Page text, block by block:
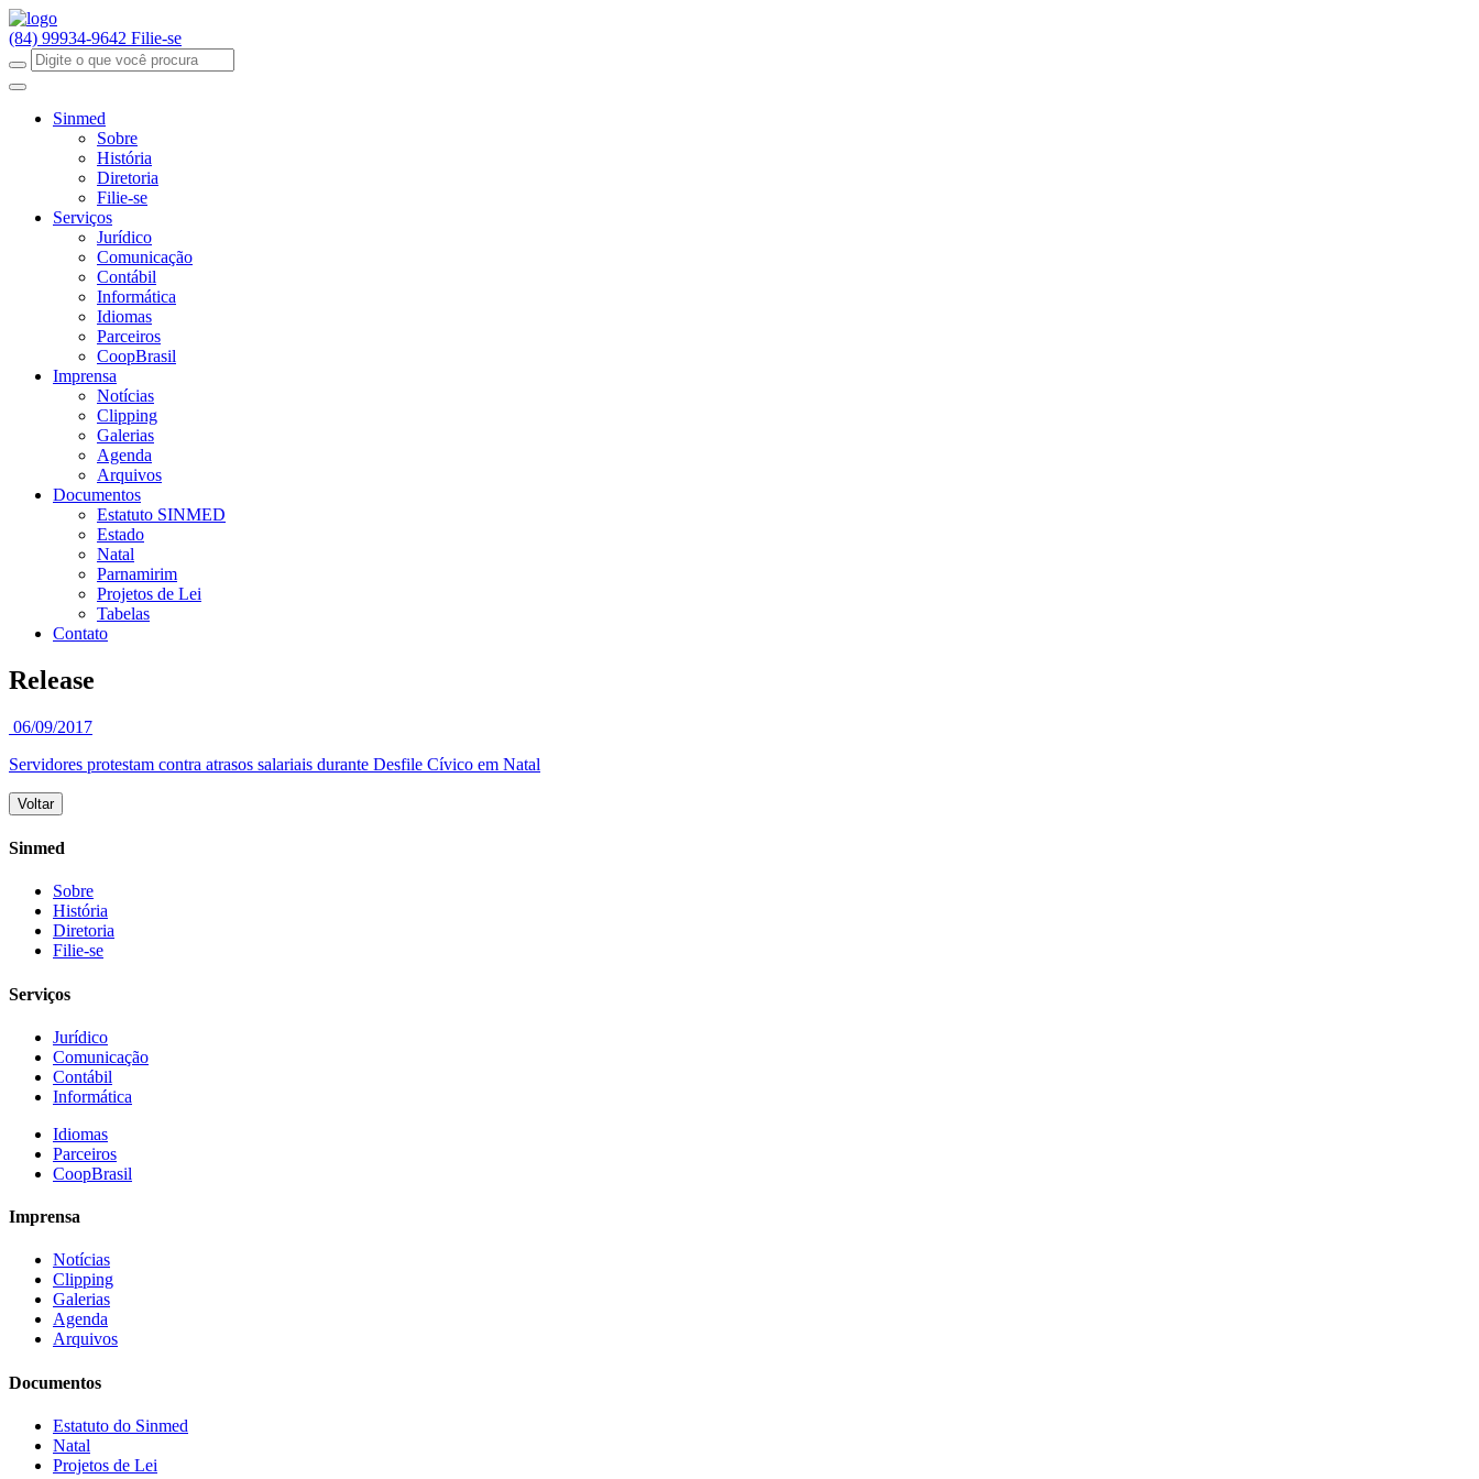
(84) 99934-9642 Filie-se
Sinmed
Sobre
História
Diretoria
Filie-se
Serviços
Jurídico
Comunicação
Contábil
Informática
Idiomas
Parceiros
CoopBrasil
Imprensa
Notícias
Clipping
Galerias
Agenda
Arquivos
Documentos
Estatuto SINMED
Estado
Natal
Parnamirim
Projetos de Lei
Tabelas
Contato
Release
06/09/2017
Servidores protestam contra atrasos salariais durante Desfile Cívico em Natal
Voltar
Sinmed
Sobre
História
Diretoria
Filie-se
Serviços
Jurídico
Comunicação
Contábil
Informática
Idiomas
Parceiros
CoopBrasil
Imprensa
Notícias
Clipping
Galerias
Agenda
Arquivos
Documentos
Estatuto do Sinmed
Natal
Projetos de Lei